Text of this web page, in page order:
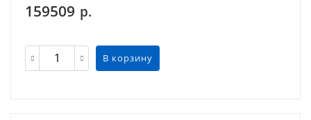
159509 р.
В корзину